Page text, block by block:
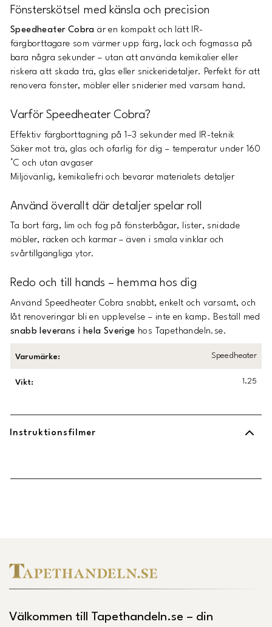
Fönsterskötsel med känsla och precision
Speedheater Cobra är en kompakt och lätt IR-
färgborttagare som värmer upp färg, lack och fogmassa på
bara några sekunder – utan att använda kemikalier eller
riskera att skada trä, glas eller snickeridetaljer. Perfekt för att
renovera fönster, möbler eller sniderier med varsam hand.
Varför Speedheater Cobra?
Effektiv färgborttagning på 1–3 sekunder med IR-teknik
Säker mot trä, glas och ofarlig för dig – temperatur under 160
°C och utan avgaser
Miljövänlig, kemikaliefri och bevarar materialets detaljer
Använd överallt där detaljer spelar roll
Ta bort färg, lim och fog på fönsterbågar, lister, snidade
möbler, räcken och karmar – även i smala vinklar och
svårtillgängliga ytor.
Redo och till hands – hemma hos dig
Använd Speedheater Cobra snabbt, enkelt och varsamt, och
låt renoveringar bli en upplevelse – inte en kamp. Beställ med
snabb leverans i hela Sverige hos Tapethandeln.se.
Varumärke: Speedheater
Vikt: 1.25
Instruktionsfilmer
Välkommen till Tapethandeln.se – din